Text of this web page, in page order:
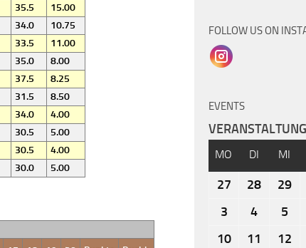
35.5
15.00
34.0
10.75
33.5
11.00
35.0
8.00
37.5
8.25
31.5
8.50
34.0
4.00
30.5
5.00
30.5
4.00
30.0 5.00
FOLLOW US ON
EVENTS
MO DI MI
27 28 29
3
4 5
10
11 12